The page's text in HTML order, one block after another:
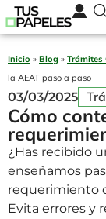
Inicio » Blog » Trámites
la AEAT paso a paso
03/03/2025
Cómo
¿Has recibido
enseñamos
requerimiento
Evita errores y